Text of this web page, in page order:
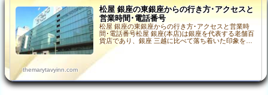
松屋 銀座の東銀座からの行き方･アクセスと
営業時間･電話番号
松屋 銀座の東銀座からの行き方･アクセスと営業時
間･電話番号松屋 銀座(本店)は銀座を代表する老舗百
貨店であり、銀座 三越に比べて落ち着いた印象を持
つ方も多いでしょう。ハイブランドを豊富に取り揃
え、と…
themarytavyinn.com